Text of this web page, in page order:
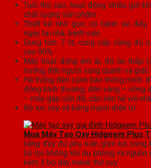
Tuổi thọ cao, hoạt động nhiều giờ
chất lượng sản phẩm.
Thiết kế nhỏ gọn, có bánh xe đẩy,
ngay tại nhà, bệnh viện.
Dung tích 7 lít, cung cấp nồng độ
cao 90%
Máy hoạt động êm ái, độ ồn thấp
hưởng đến người xung quanh và giấc
Hệ thống đèn cảnh báo thông minh:
động bình thường, đèn vàng – nồng
– máy gặp vấn đề, cần liên hệ với
Bộ lọc oxy và bảng mạch điện tử
Mua Máy Tạo Oxy Hidgeem Plus
hãng đầy đủ phụ kiện gồm bộ xông
bộ lọc không khí dự phòng và
kèm 3 bộ dây mask thở oxy